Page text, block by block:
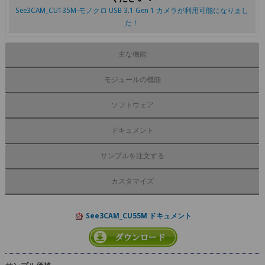
See3CAM_CU135M-モノクロ USB 3.1 Gen 1 カメラが利用可能になりまし
た！
主な機能
モジュールの機能
ソフトウェア
ドキュメント
サンプルを注文する
カスタマイズ
See3CAM_CU55M ドキュメント